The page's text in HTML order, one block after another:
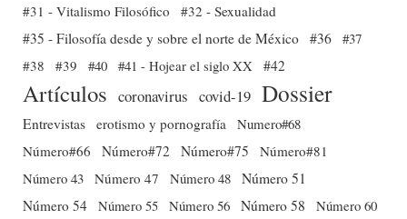
#31 - Vitalismo Filosófico
#32 - Sexualidad
#35 - Filosofía desde y sobre el norte de México #36 #37
#38
#39 #40 #41 - Hojear el siglo XX #42
Artículos coronavirus covid-19 Dossier
Entrevistas erotismo y pornografía
Numero#68
Número#66
Número#72 Número#75
Número#81
Número 43 Número 47 Número 48 Número 51
Número 54 Número 55 Número 56 Número 58
Número 60